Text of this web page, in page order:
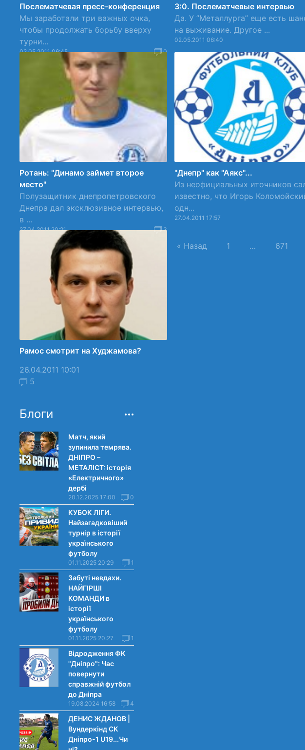
Послематчевая пресс-конференция
Мы заработали три важных очка,
чтобы продолжать борьбу вверху
турни...
02.05.2011 06:45 0
3:0. Послематчевые интервью
Да. У ”Металлурга” еще есть
на выживание. Другое ...
02.05.2011 06:40
Ротань: "Динамо займет второе
место"
Полузащитник днепропетровского
Днепра дал эксклюзивное интервью,
в ...
27.04.2011 20:21 3
"Днепр" как "Аякс"...
Из неофициальных иточников
известно, что Игорь
одн...
27.04.2011 17:57
Рамос смотрит на Худжамова?
26.04.2011 10:01
5
« Назад 1 … 671
Блоги
Матч, який
зупинила темрява.
ДНІПРО –
МЕТАЛІСТ: історія
«Електричного»
дербі
20.12.2025 17:00 0
КУБОК ЛІГИ.
Найзагадковіший
турнір в історії
українського
футболу
01.11.2025 20:29 1
Забуті невдахи.
НАЙГІРШІ
КОМАНДИ в
історії
українського
футболу
01.11.2025 20:27 1
Відродження ФК
"Дніпро": Час
повернути
справжній футбол
до Дніпра
19.08.2024 16:58 4
ДЕНИС ЖДАНОВ |
Вундеркінд СК
Дніпро-1 U19...Чи